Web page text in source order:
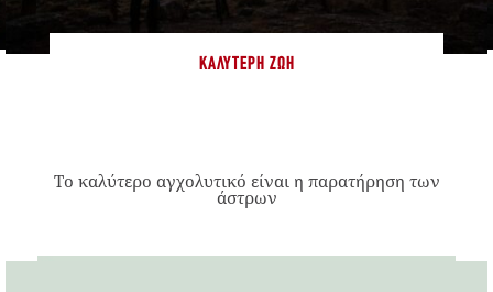
ΚΑΛΎΤΕΡΗ ΖΩΉ
Το καλύτερο αγχολυτικό είναι η παρατήρηση των
άστρων